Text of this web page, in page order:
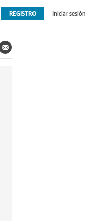
REGISTRO Iniciar sesión